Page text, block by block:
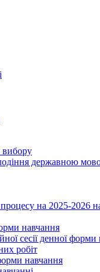
вибору
державною
на 2025-2026
навчання
сесії денної
робіт
навчання